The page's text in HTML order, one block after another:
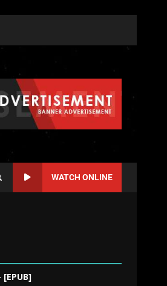
WATCH ONLINE